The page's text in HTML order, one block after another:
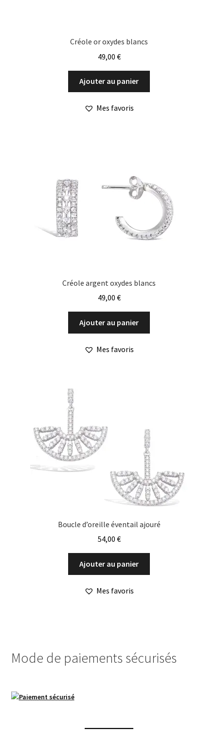
Créole or oxydes blancs
49,00 €
Ajouter au panier
Mes favoris
Créole argent oxydes blancs
49,00 €
Ajouter au panier
Mes favoris
Boucle d’oreille éventail ajouré
54,00 €
Ajouter au panier
Mes favoris
Mode de paiements sécurisés